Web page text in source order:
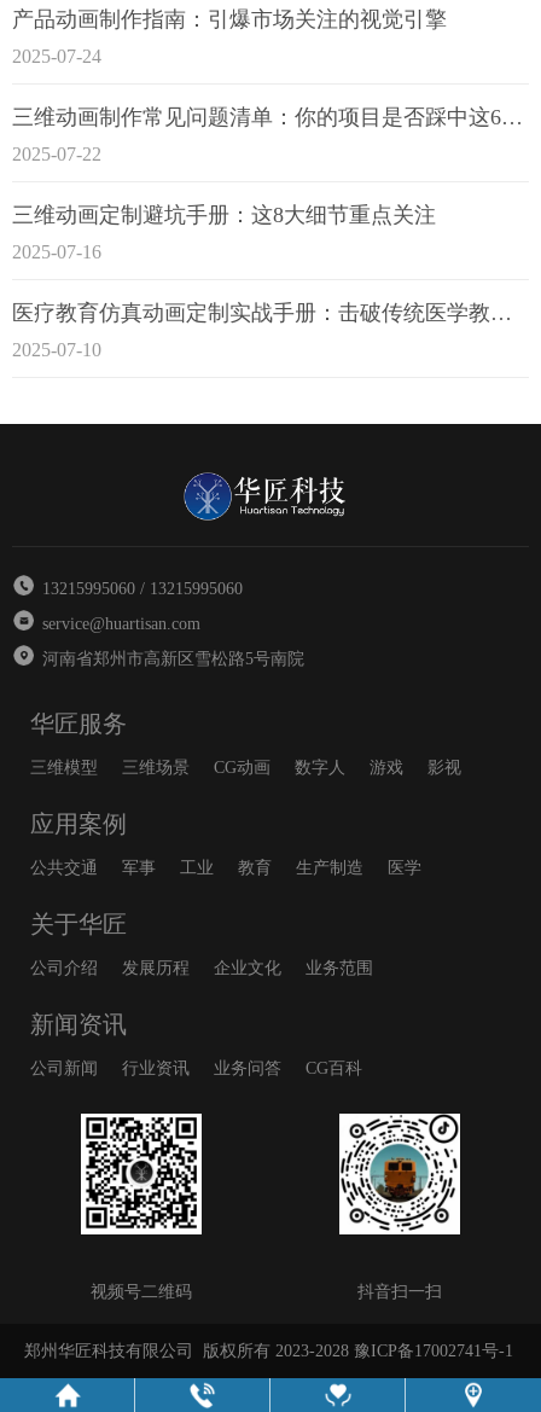
产品动画制作指南：引爆市场关注的视觉引擎
2025-07-24
三维动画制作常见问题清单：你的项目是否踩中这6大技术雷区？
2025-07-22
三维动画定制避坑手册：这8大细节重点关注
2025-07-16
医疗教育仿真动画定制实战手册：击破传统医学教育7大痛点
2025-07-10
13215995060 / 13215995060
service@huartisan.com
河南省郑州市高新区雪松路5号南院
华匠服务
三维模型 三维场景 CG动画 数字人 游戏 影视
应用案例
公共交通 军事 工业 教育 生产制造 医学
关于华匠
公司介绍 发展历程 企业文化 业务范围
新闻资讯
公司新闻 行业资讯 业务问答 CG百科
视频号二维码 抖音扫一扫
郑州华匠科技有限公司 版权所有 2023-2028 豫ICP备17002741号-1